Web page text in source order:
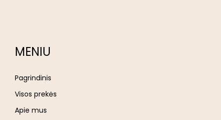
MENIU
Pagrindinis
Visos prekės
Apie mus